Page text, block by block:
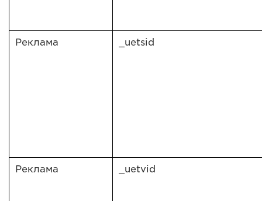
Реклама _uetsid
Реклама _uetvid